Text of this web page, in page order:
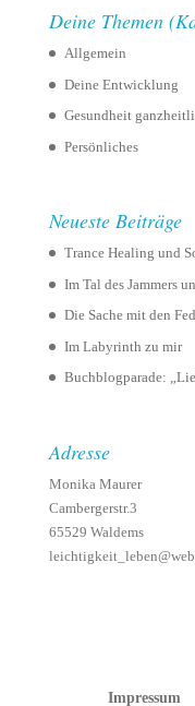
Deine Themen
Allgemein
Deine Entwicklung
Gesundheit
Persönliches
Neueste Beiträge
Trance Healing und
Im Tal des Jammers
Die Sache mit den
Im Labyrinth zu mir
Buchblogparade:
Adresse
Monika Maurer
Cambergerstr.3
65529 Waldems
Impressum